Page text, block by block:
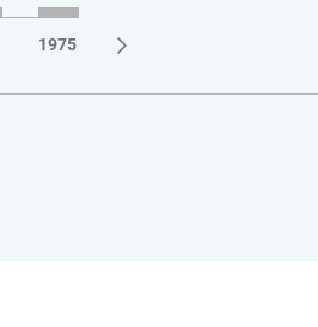
1975 1976